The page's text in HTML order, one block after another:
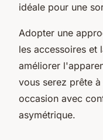
idéale pour une
Adopter une
les accessoires et
améliorer
vous serez prête
occasion avec
asymétrique.